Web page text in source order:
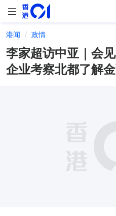
港闻 政情
李家超访中亚｜会
企业考察北都了解